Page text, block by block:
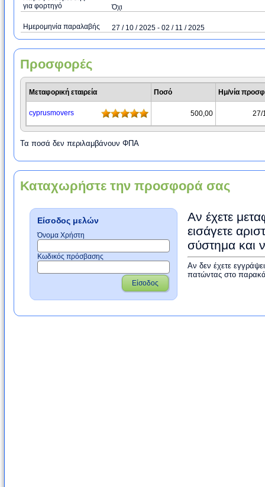
για φορτηγό
Όχι
Ημερομηνία παραλαβής 27 / 10 / 2025 - 02 / 11 / 2025
Προσφορές
Μεταφορική εταιρεία Ποσό Ημ/νία
cyprusmovers 500,00 27/
Τα ποσά δεν περιλαμβάνουν ΦΠΑ
Καταχωρήστε την προσφορά σας
Είσοδος μελών
Όνομα Χρήστη
Κωδικός πρόσβασης
Είσοδος
Αν έχετε
εισάγετε
σύστημα και
Αν δεν έχετε
πατώντας στο